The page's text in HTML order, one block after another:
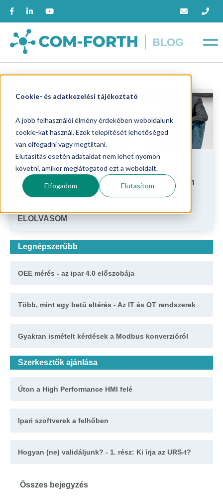
Cookie- és adatkezelési tájékoztató
A jobb felhasználói élmény érdekében weboldalunk
cookie-kat használ. Ezek telepítését lehetőséged
van elfogadni vagy megtiltani.
Elutasítás esetén adataidat nem lehet nyomon
követni, amikor meglátogatod ezt a weboldalt.
Elfogadom Elutasítom
BLOG
9 PERC
Kávé mellé
A fenntarthatóság kérdése az iparban
még sosem volt ennyire aktuális
ELOLVASOM
Legnépszerűbb
OEE mérés - az ipar 4.0 előszobája
Több, mint egy betű eltérés - Az IT és OT rendszerek
Gyakran ismételt kérdések a Modbus konverzióról
Szerkesztők ajánlása
Úton a High Performance HMI felé
Ipari szoftverek a felhőben
Hogyan (ne) validáljunk? - 1. rész: Ki írja az URS-t?
Összes bejegyzés